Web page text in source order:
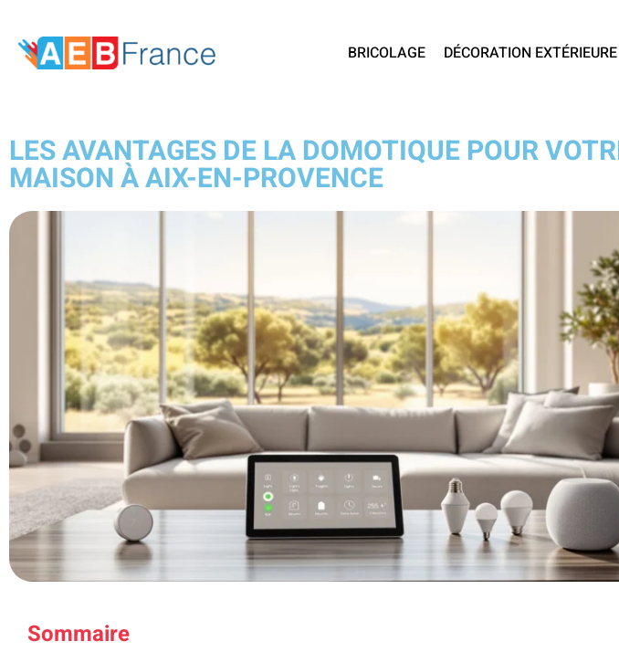
BRICOLAGE DÉCORATION EXTÉRIEURE
LES AVANTAGES DE LA DOMOTIQUE POUR
MAISON À AIX-EN-PROVENCE
Sommaire